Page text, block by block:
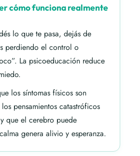
cómo funciona realmente
lo que te pasa, dejás de
perdiendo el control o
La psicoeducación reduce
los síntomas físicos son
pensamientos catastróficos
que el cerebro puede
genera alivio y esperanza.